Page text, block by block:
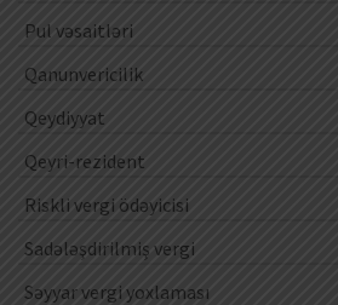
Pul vəsaitləri
Qanunvericilik
Qeydiyyat
Qeyri-rezident
Riskli vergi ödəyicisi
Sadələşdirilmiş vergi
Səyyar vergi yoxlaması